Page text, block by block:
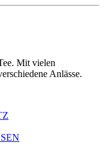
Mit vielen
Anlässe.